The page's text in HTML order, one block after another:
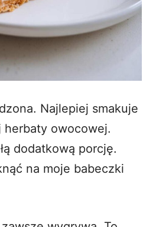
Najlepiej smakuje
owocowej.
dodatkową porcję.
na moje babeczki